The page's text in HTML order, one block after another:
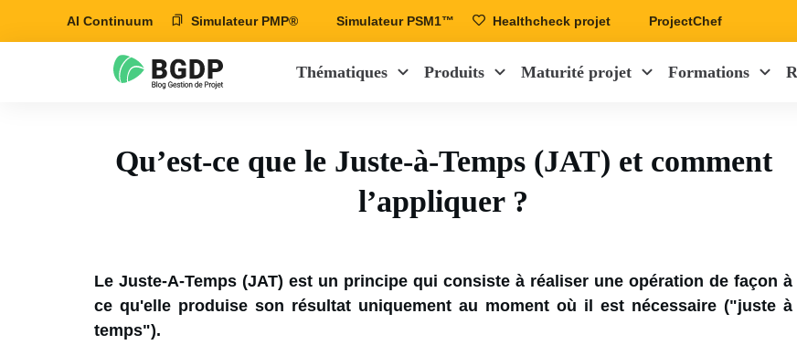
AI Continuum Simulateur PMP® Simulateur PSM1™ Healthcheck projet ProjectChef
Thématiques Produits Maturité projet Formations
Qu’est-ce que le Juste-à-Temps (JAT) et comment
l’appliquer ?
Le Juste-A-Temps (JAT) est un principe qui consiste à réaliser une opération de façon à
ce qu'elle produise son résultat uniquement au moment où il est nécessaire ("juste à
temps").